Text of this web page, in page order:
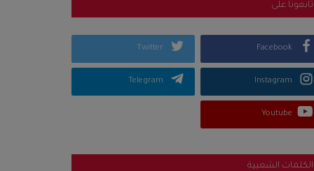
تابعونا على
Facebook
Twitter
Instagram
Telegram
Youtube
الكلمات الشعبية